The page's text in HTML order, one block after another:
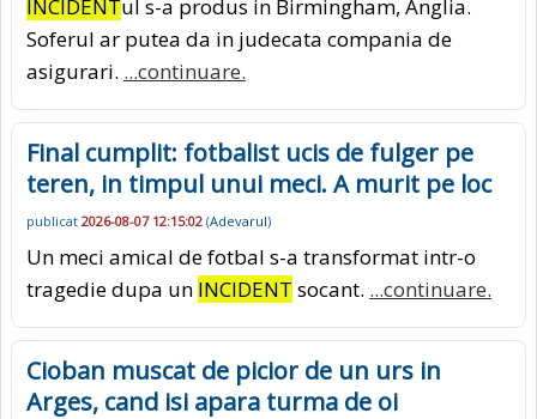
INCIDENTul s-a produs in Birmingham, Anglia.
Soferul ar putea da in judecata compania de
asigurari. ...continuare.
Final cumplit: fotbalist ucis de fulger pe
teren, in timpul unui meci. A murit pe loc
publicat 2026-08-07 12:15:02 (Adevarul)
Un meci amical de fotbal s-a transformat intr-o
tragedie dupa un INCIDENT socant. ...continuare.
Cioban muscat de picior de un urs in
Arges, cand isi apara turma de oi